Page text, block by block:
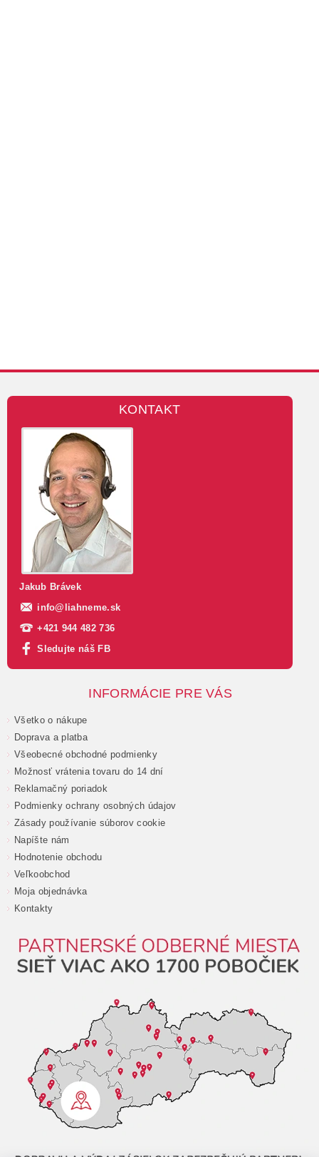
KONTAKT
Jakub Brávek
info@ liahneme.sk
+421 944 482 736
Sledujte náš FB
INFORMÁCIE PRE VÁS
Všetko o nákupe
Doprava a platba
Všeobecné obchodné podmienky
Možnosť vrátenia tovaru do 14 dní
Reklamačný poriadok
Podmienky ochrany osobných údajov
Zásady používanie súborov cookie
Napíšte nám
Hodnotenie obchodu
Veľkoobchod
Moja objednávka
Kontakty